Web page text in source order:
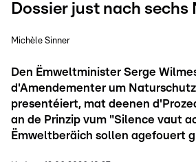
Dossier just nach sechs
Michèle Sinner
Den Ëmweltminister Serge
d'Amendementer um
presentéiert, mat deenen
an de Prinzip vum "Silence vaut
Ëmweltberäich sollen agefouert